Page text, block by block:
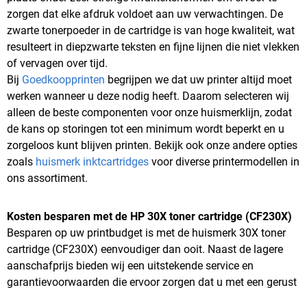
zorgen dat elke afdruk voldoet aan uw verwachtingen. De
zwarte tonerpoeder in de cartridge is van hoge kwaliteit, wat
resulteert in diepzwarte teksten en fijne lijnen die niet vlekken
of vervagen over tijd.
Bij Goedkoopprinten begrijpen we dat uw printer altijd moet
werken wanneer u deze nodig heeft. Daarom selecteren wij
alleen de beste componenten voor onze huismerklijn, zodat
de kans op storingen tot een minimum wordt beperkt en u
zorgeloos kunt blijven printen. Bekijk ook onze andere opties
zoals huismerk inktcartridges voor diverse printermodellen in
ons assortiment.
Kosten besparen met de HP 30X toner cartridge (CF230X)
Besparen op uw printbudget is met de huismerk 30X toner
cartridge (CF230X) eenvoudiger dan ooit. Naast de lagere
aanschafprijs bieden wij een uitstekende service en
garantievoorwaarden die ervoor zorgen dat u met een gerust